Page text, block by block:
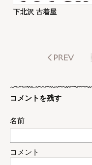
下北沢 古着屋
コメントを残す
名前
コメント